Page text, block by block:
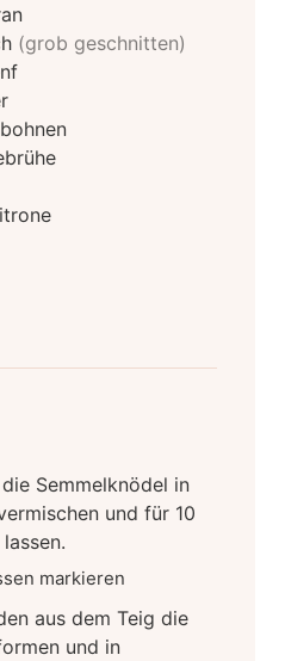
(grob geschnitten)
Semmelknödel in
und für 10
markieren
aus dem Teig die
und in